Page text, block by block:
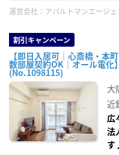
運営会社： アパルトマンエージ
割引キャンペーン
【即日入居可｜心斎橋・本
数部屋契約OK｜オール電化
(No.1098115)
大
近
広
法
す